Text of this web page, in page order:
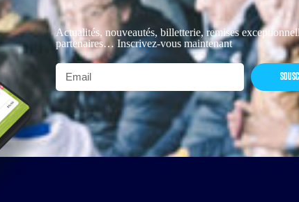
Actualités, nouveautés, billetterie, remises
partenaires… Inscrivez-vous maintenant